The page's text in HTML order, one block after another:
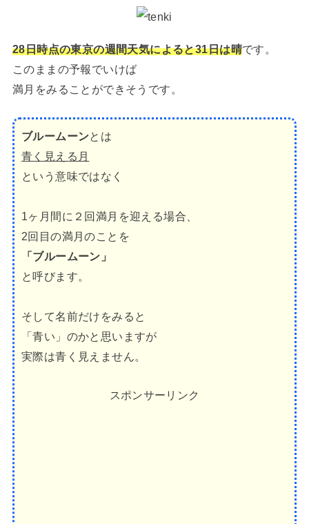
28日時点の東京の週間天気によると31日は晴です。
このままの予報でいけば
満月をみることができそうです。
ブルームーンとは
青く見える月
という意味ではなく
1ヶ月間に２回満月を迎える場合、
2回目の満月のことを
「ブルームーン」
と呼びます。
そして名前だけをみると
「青い」のかと思いますが
実際は青く見えません。
スポンサーリンク